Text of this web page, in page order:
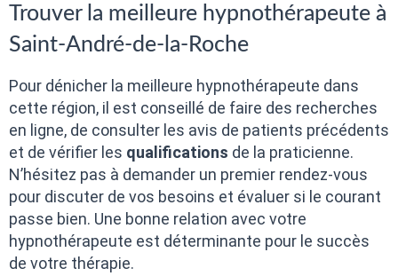
Trouver la meilleure hypnothérapeute à
Saint-André-de-la-Roche
Pour dénicher la meilleure hypnothérapeute dans
cette région, il est conseillé de faire des recherches
en ligne, de consulter les avis de patients précédents
et de vérifier les qualifications de la praticienne.
N’hésitez pas à demander un premier rendez-vous
pour discuter de vos besoins et évaluer si le courant
passe bien. Une bonne relation avec votre
hypnothérapeute est déterminante pour le succès
de votre thérapie.